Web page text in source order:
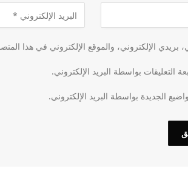
الإلكتروني، والموقع الإلكتروني في هذا
التعليقات بواسطة البريد الإلكتروني.
الجديدة بواسطة البريد الإلكتروني.